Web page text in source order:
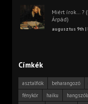
Miért írok… ?
Árpád)
augusztus 9th |
Címkék
asztalfiók beharangozó
fénykör
haiku